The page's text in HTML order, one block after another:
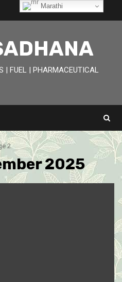
| FUEL | PHARMACEUTICAL
2
2025
Marathi